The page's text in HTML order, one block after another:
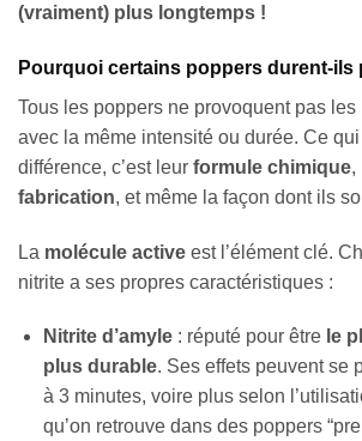
(vraiment) plus longtemps !
Pourquoi certains poppers durent-ils
Tous les poppers ne provoquent pas les
avec la même intensité ou durée. Ce
différence, c’est leur formule chimique,
fabrication, et même la façon dont ils
La molécule active est l’élément clé.
nitrite a ses propres caractéristiques :
Nitrite d’amyle: réputé pour être le
plus durable. Ses effets peuvent se
à 3 minutes, voire plus selon
qu’on retrouve dans des poppers